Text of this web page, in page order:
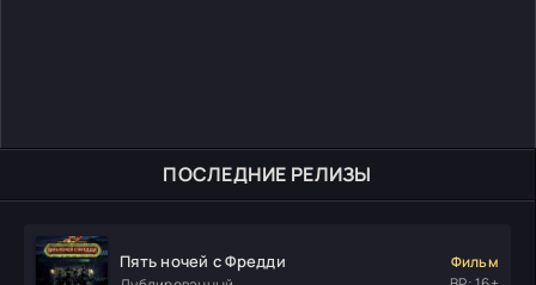
ПОСЛЕДНИЕ РЕЛИЗЫ
Пять ночей с Фредди
Фильм